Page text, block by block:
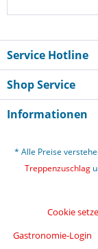
Service Hotline
Shop Service
Informationen
* Alle Preise
Treppenzuschlag
Cookie
Gastronomie-Login